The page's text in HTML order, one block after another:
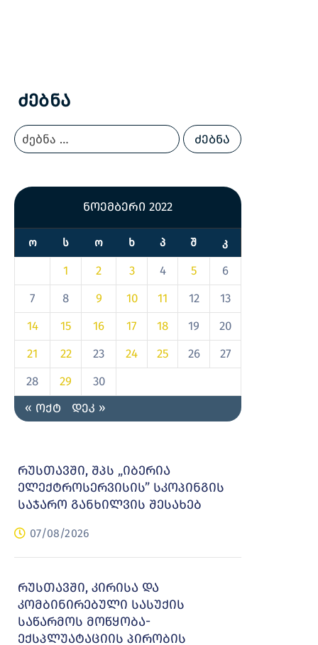
Ძებნა
ნოემბერი 2022
Ო Ს Ო Ხ Პ Შ Კ
1 2 3 4 5
6
7
8 9 10 11 12
13
14
15 16 17 18 19
20
21
22 23 24 25 26
27
28
29
30
« ოქტ
დეკ »
რუსთავში, შპს „იბერია
ელექტროსერვისის” სკოპინგის
საჯარო განხილვის შესახებ
07/08/2026
რუსთავში, კირისა და
კომბინირებული სასუქის
საწარმოს მოწყობა-
ექსპლუატაციის პირობის